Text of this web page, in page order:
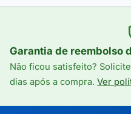
Garantia de reembolso
Não ficou satisfeito?
dias após a compra. Ver